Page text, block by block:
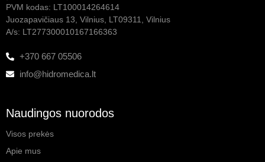
PVM kodas: LT100014264614
Juozapavičiaus 13, Vilnius, LT09311, Vilnius
A/s: LT277300010167166363
+370 667 05506
info@hidromedica.lt
Naudingos nuorodos
Visos prekės
Apie mus